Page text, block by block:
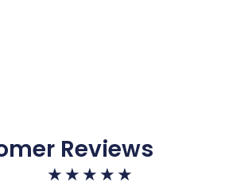
Reviews
★ ★ ★ ★ ★